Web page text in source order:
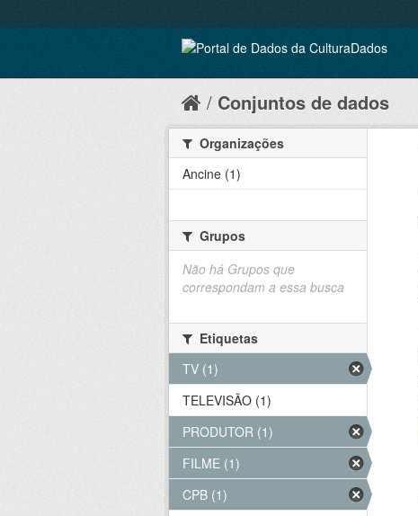
Conjuntos de dados
Organizações
Ancine (1)
Grupos
Não há Grupos que
correspondam a essa busca
Etiquetas
TV (1)
TELEVISÃO (1)
PRODUTOR (1)
FILME (1)
CPB (1)